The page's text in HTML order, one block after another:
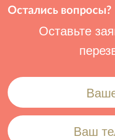
Остались вопросы?
Оставьте